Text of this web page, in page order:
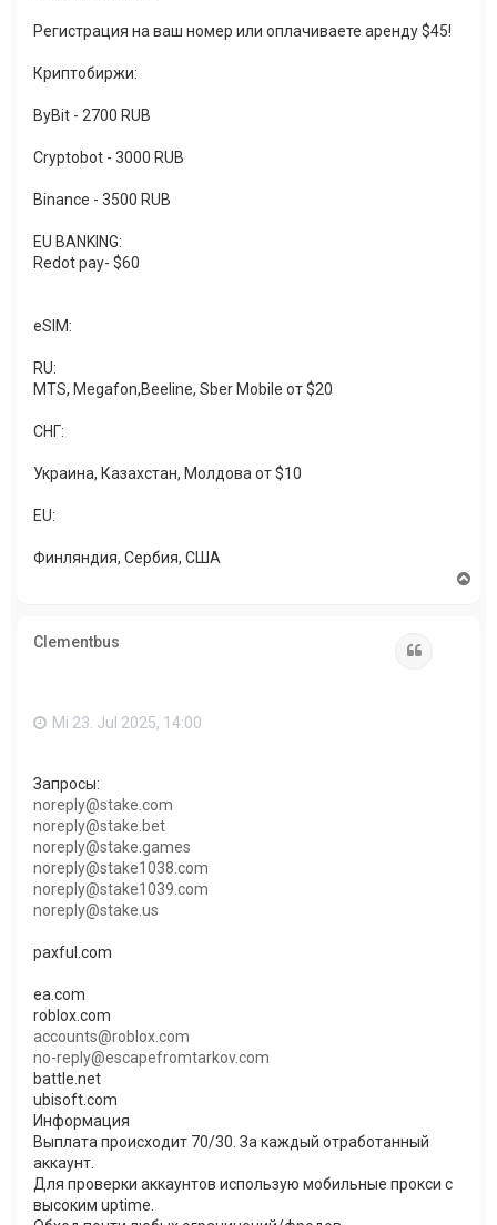
Регистрация на ваш номер или оплачиваете аренду $45!
Криптобиржи:
ByBit - 2700 RUB
Cryptobot - 3000 RUB
Binance - 3500 RUB
EU BANKING:
Redot pay- $60
eSIM:
RU:
MTS, Megafon,Beeline, Sber Mobile от $20
СНГ:
Украина, Казахстан, Молдова от $10
EU:
Финляндия, Сербия, США
Clementbus
Mi 23. Jul 2025, 14:00
Запросы:
noreply@stake.com
noreply@stake.bet
noreply@stake.games
noreply@stake1038.com
noreply@stake1039.com
noreply@stake.us
paxful.com
ea.com
roblox.com
accounts@roblox.com
no-reply@escapefromtarkov.com
battle.net
ubisoft.com
Информация
Выплата происходит 70/30. За каждый отработанный
аккаунт.
Для проверки аккаунтов использую мобильные прокси с
высоким uptime.